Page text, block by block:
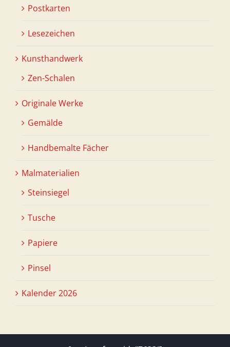
Postkarten
Lesezeichen
Kunsthandwerk
Zen-Schalen
Originale Werke
Gemälde
Handbemalte Fächer
Malmaterialien
Steinsiegel
Tusche
Papiere
Pinsel
Kalender 2026